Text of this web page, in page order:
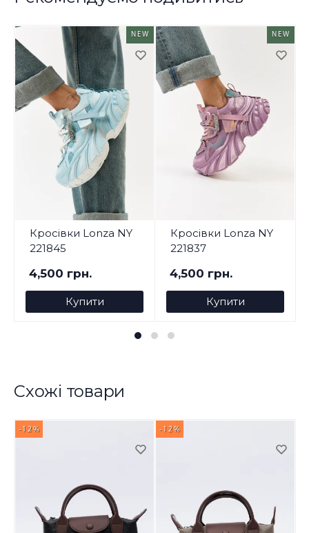
NEW
Кросівки Lonza NY
221845
4,500 грн.
Купити
NEW
Кросівки Lonza NY
221837
4,500 грн.
Купити
Схожі товари
-12% -12%